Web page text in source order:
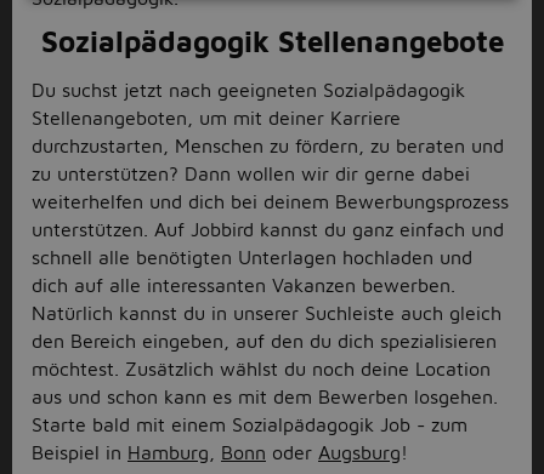
Sozialpädagogik Stellenangebote
Du suchst jetzt nach geeigneten Sozialpädagogik
Stellenangeboten, um mit deiner Karriere
durchzustarten, Menschen zu fördern, zu beraten und
zu unterstützen? Dann wollen wir dir gerne dabei
weiterhelfen und dich bei deinem Bewerbungsprozess
unterstützen. Auf Jobbird kannst du ganz einfach und
schnell alle benötigten Unterlagen hochladen und
dich auf alle interessanten Vakanzen bewerben.
Natürlich kannst du in unserer Suchleiste auch gleich
den Bereich eingeben, auf den du dich spezialisieren
möchtest. Zusätzlich wählst du noch deine Location
aus und schon kann es mit dem Bewerben losgehen.
Starte bald mit einem Sozialpädagogik Job - zum
Beispiel in Hamburg Bonn oder Augsburg!